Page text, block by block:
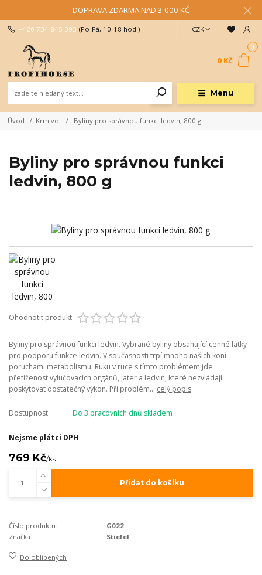
DOPRAVA ZDARMA NAD 3 000 KČ
Menu
CZK
+420 734 845 393 (Po-Pá, 10-18 hod.)
0
0 Kč
Úvod Krmivo Byliny pro správnou funkci ledvin, 800 g
Byliny pro správnou funkci
ledvin, 800 g
Ohodnotit produkt
Byliny pro správnou funkci ledvin. Vybrané byliny obsahující cenné látky
pro podporu funkce ledvin. V současnosti trpí mnoho našich koní
poruchami metabolismu. Ruku v ruce s tímto problémem jde
přetíženost vylučovacích orgánů, jater a ledvin, které nezvládají
poskytovat dostatečný výkon. Při problém... celý popis
Dostupnost Do 3 pracovních dnů skladem
Nejsme plátci DPH
769 Kč/ks
Přidat do košíku
Číslo produktu:
G022
Značka:
Stiefel
Do oblíbených